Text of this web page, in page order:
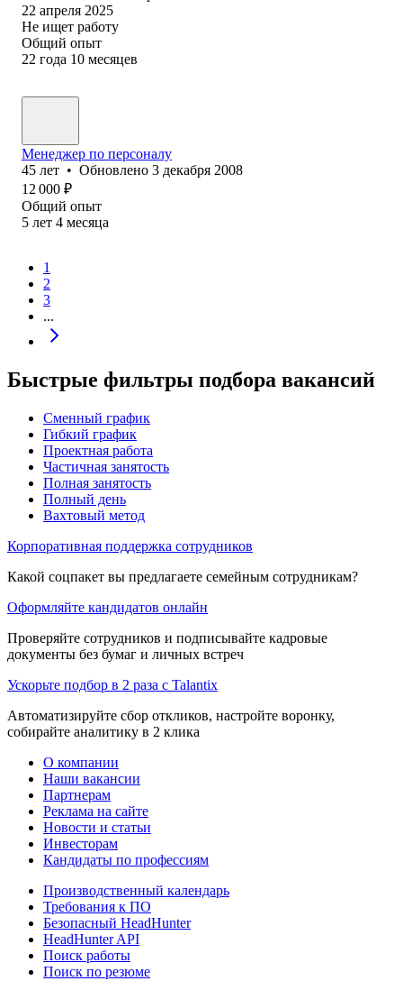
22 апреля 2025
Не ищет работу
Общий опыт
22 года 10 месяцев
Менеджер по персоналу
45 лет • Обновлено 3 декабря 2008
12 000 ₽
Общий опыт
5 лет 4 месяца
1
2
3
...
Быстрые фильтры подбора вакансий
Сменный график
Гибкий график
Проектная работа
Частичная занятость
Полная занятость
Полный день
Вахтовый метод
Корпоративная поддержка сотрудников
Какой соцпакет вы предлагаете семейным сотрудникам?
Оформляйте кандидатов онлайн
Проверяйте сотрудников и подписывайте кадровые
документы без бумаг и личных встреч
Ускорьте подбор в 2 раза с Talantix
Автоматизируйте сбор откликов, настройте воронку,
собирайте аналитику в 2 клика
О компании
Наши вакансии
Партнерам
Реклама на сайте
Новости и статьи
Инвесторам
Кандидаты по профессиям
Производственный календарь
Требования к ПО
Безопасный HeadHunter
HeadHunter API
Поиск работы
Поиск по резюме